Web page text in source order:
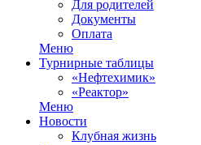
Для родителей
Документы
Оплата
Меню
Турнирные таблицы
«Нефтехимик»
«Реактор»
Меню
Новости
Клубная жизнь